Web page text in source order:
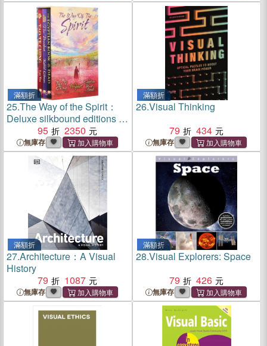
滿額折
25.The Way of the Spirit：
Deluxe silkbound editions in
boxed set
95 2350
無庫存
滿額折
26.Visual Thinking
79
434
無庫存
滿額折
27.Architecture：A Visual
History
79
1087
無庫存
滿額折
28.Visual Explorers: Space
79
426
無庫存